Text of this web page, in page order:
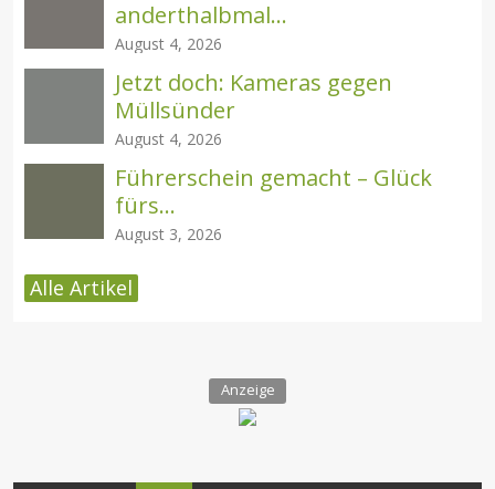
anderthalbmal...
August 4, 2026
Jetzt doch: Kameras gegen
Müllsünder
August 4, 2026
Führerschein gemacht – Glück
fürs...
August 3, 2026
Alle Artikel
Anzeige